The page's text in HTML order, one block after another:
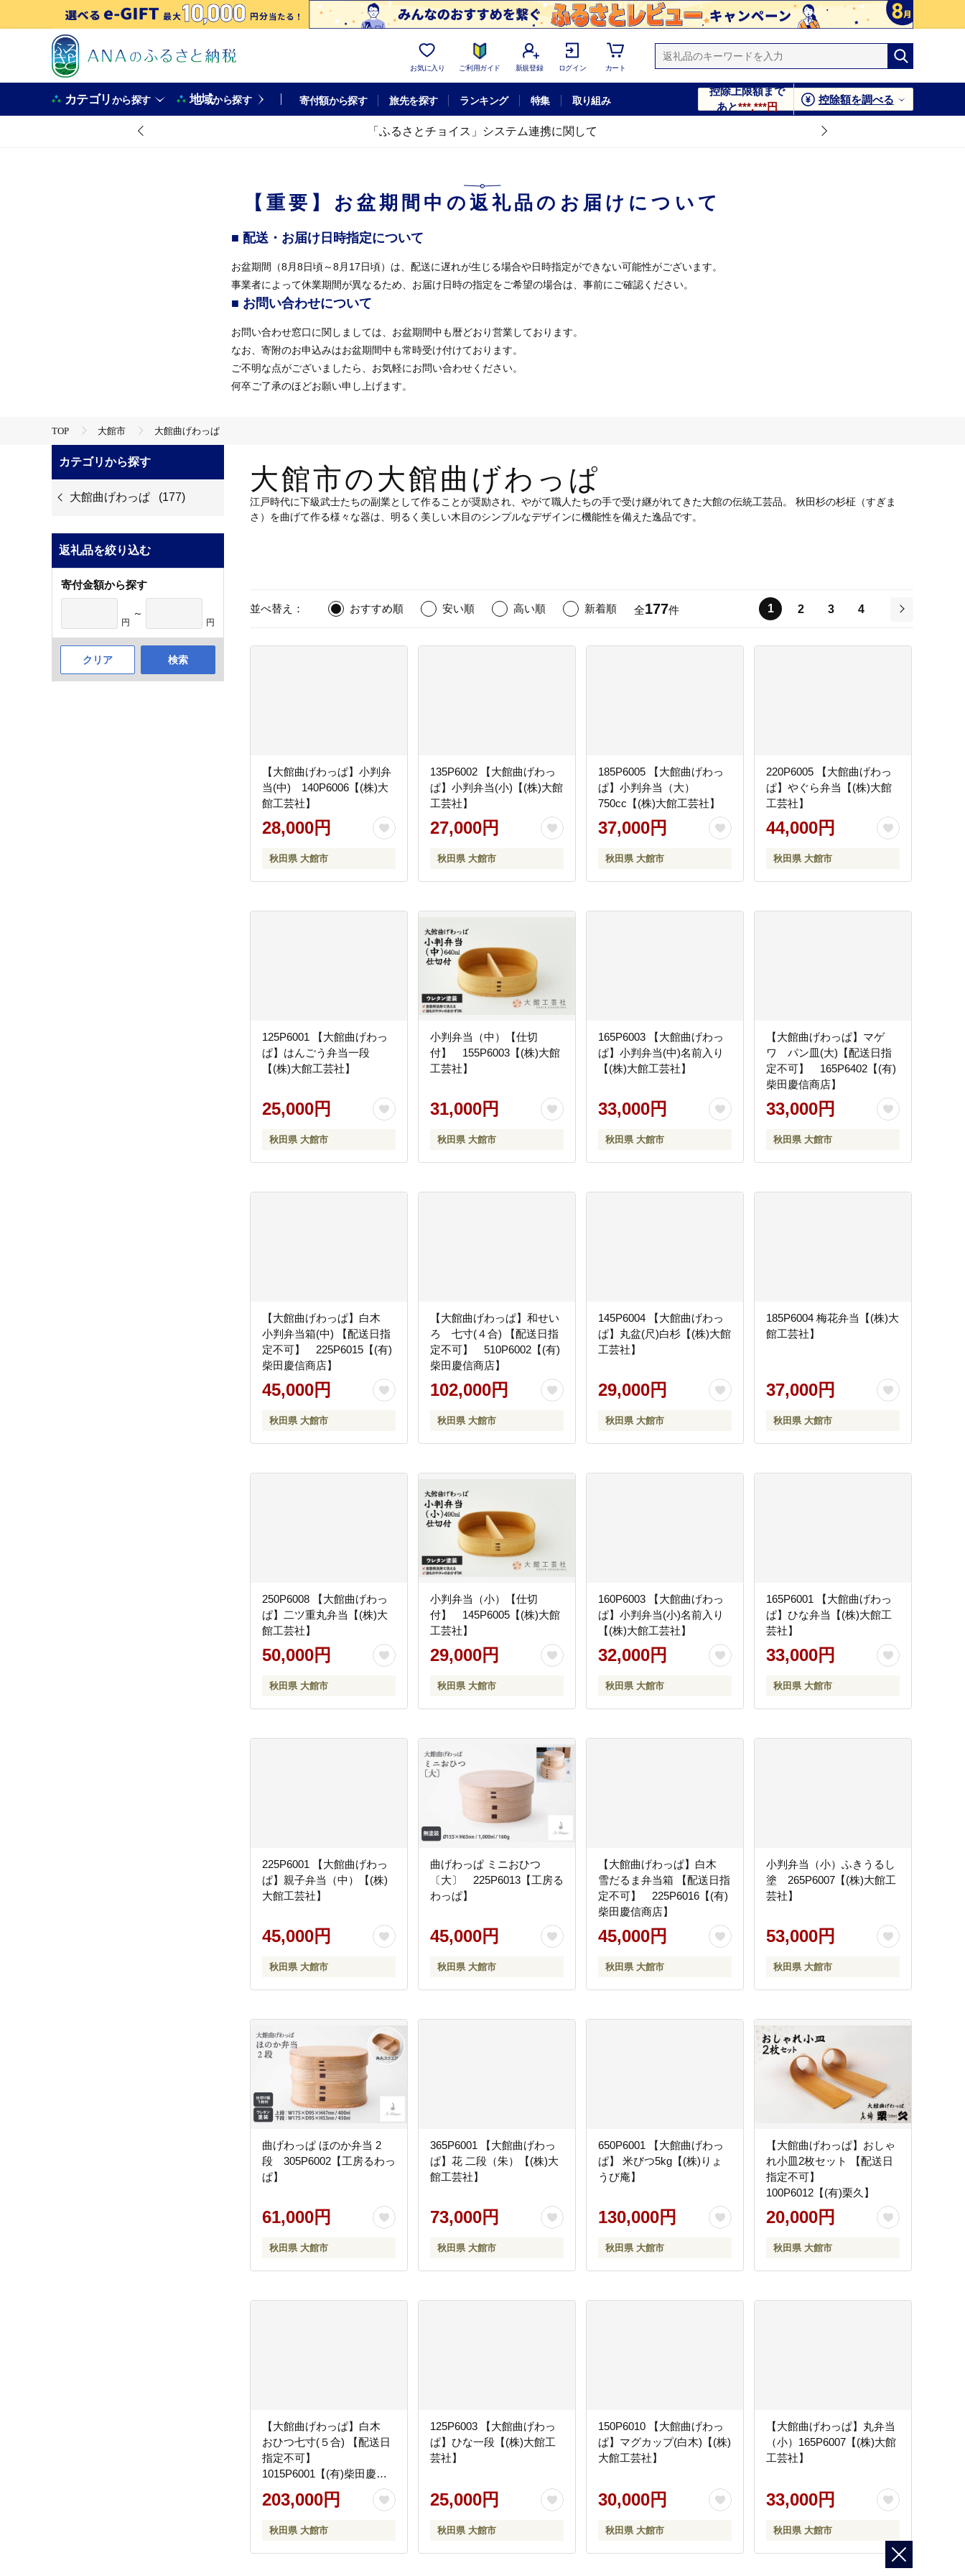
お気に入り ご利用ガイド 新規登録 ログイン カート
カテゴリから探す 地域から探す 寄付額から探す 旅先を探す ランキング 特集 取り組み
控除上限額まで
あと***,***円
控除額を調べる
「ふるさとチョイス」システム連携に関して
【重要】お盆期間中の返礼品のお届けについて
■ 配送・お届け日時指定について
お盆期間（8月8日頃～8月17日頃）は、配送に遅れが生じる場合や日時指定ができない可能性がございます。
事業者によって休業期間が異なるため、お届け日時の指定をご希望の場合は、事前にご確認ください。
■ お問い合わせについて
お問い合わせ窓口に関しましては、お盆期間中も暦どおり営業しております。
なお、寄附のお申込みはお盆期間中も常時受け付けております。
ご不明な点がございましたら、お気軽にお問い合わせください。
何卒ご了承のほどお願い申し上げます。
TOP 大館市 大館曲げわっぱ
カテゴリから探す
大館曲げわっぱ (177)
返礼品を絞り込む
寄付金額から探す
円
～
円
クリア 検索
大館市の大館曲げわっぱ
江戸時代に下級武士たちの副業として作ることが奨励され、やがて職人たちの手で受け継がれてきた大館の伝統工芸品。 秋田杉の杉柾（すぎま
さ）を曲げて作る様々な器は、明るく美しい木目のシンプルなデザインに機能性を備えた逸品です。
並べ替え： おすすめ順 安い順 高い順 新着順 全177件 1 2 3
4
【大館曲げわっぱ】小判弁
当(中) 140P6006【(株)大
館工芸社】
28,000円
秋田県 大館市
135P6002 【大館曲げわっ
ぱ】小判弁当(小)【(株)大館
工芸社】
27,000円
秋田県 大館市
185P6005 【大館曲げわっ
ぱ】小判弁当（大）
750cc【(株)大館工芸社】
37,000円
秋田県 大館市
220P6005 【大館曲げわっ
ぱ】やぐら弁当【(株)大館
工芸社】
44,000円
秋田県 大館市
125P6001 【大館曲げわっ
ぱ】はんごう弁当一段
【(株)大館工芸社】
25,000円
秋田県 大館市
小判弁当（中）【仕切
付】 155P6003【(株)大館
工芸社】
31,000円
秋田県 大館市
165P6003 【大館曲げわっ
ぱ】小判弁当(中)名前入り
【(株)大館工芸社】
33,000円
秋田県 大館市
【大館曲げわっぱ】マゲ
ワ パン皿(大)【配送日指
定不可】 165P6402【(有)
柴田慶信商店】
33,000円
秋田県 大館市
【大館曲げわっぱ】白木
小判弁当箱(中) 【配送日指
定不可】 225P6015【(有)
柴田慶信商店】
45,000円
秋田県 大館市
【大館曲げわっぱ】和せい
ろ 七寸(４合) 【配送日指
定不可】 510P6002【(有)
柴田慶信商店】
102,000円
秋田県 大館市
145P6004 【大館曲げわっ
ぱ】丸盆(尺)白杉【(株)大館
工芸社】
29,000円
秋田県 大館市
185P6004 梅花弁当【(株)大
館工芸社】
37,000円
秋田県 大館市
250P6008 【大館曲げわっ
ぱ】二ツ重丸弁当【(株)大
館工芸社】
50,000円
秋田県 大館市
小判弁当（小）【仕切
付】 145P6005【(株)大館
工芸社】
29,000円
秋田県 大館市
160P6003 【大館曲げわっ
ぱ】小判弁当(小)名前入り
【(株)大館工芸社】
32,000円
秋田県 大館市
165P6001 【大館曲げわっ
ぱ】ひな弁当【(株)大館工
芸社】
33,000円
秋田県 大館市
225P6001 【大館曲げわっ
ぱ】親子弁当（中）【(株)
大館工芸社】
45,000円
秋田県 大館市
曲げわっぱ ミニおひつ
〔大〕 225P6013【工房る
わっぱ】
45,000円
秋田県 大館市
【大館曲げわっぱ】白木
雪だるま弁当箱 【配送日指
定不可】 225P6016【(有)
柴田慶信商店】
45,000円
秋田県 大館市
小判弁当（小）ふきうるし
塗 265P6007【(株)大館工
芸社】
53,000円
秋田県 大館市
曲げわっぱ ほのか弁当 2
段 305P6002【工房るわっ
ぱ】
61,000円
秋田県 大館市
365P6001 【大館曲げわっ
ぱ】花 二段（朱）【(株)大
館工芸社】
73,000円
秋田県 大館市
650P6001 【大館曲げわっ
ぱ】 米びつ5kg【(株)りょ
うび庵】
130,000円
秋田県 大館市
【大館曲げわっぱ】おしゃ
れ小皿2枚セット 【配送日
指定不可】
100P6012【(有)栗久】
20,000円
秋田県 大館市
【大館曲げわっぱ】白木
おひつ七寸(５合) 【配送日
指定不可】
1015P6001【(有)柴田慶信
203,000円
秋田県 大館市
125P6003 【大館曲げわっ
ぱ】ひな一段【(株)大館工
芸社】
25,000円
秋田県 大館市
150P6010 【大館曲げわっ
ぱ】マグカップ(白木)【(株)
大館工芸社】
30,000円
秋田県 大館市
【大館曲げわっぱ】丸弁当
（小）165P6007【(株)大館
工芸社】
33,000円
秋田県 大館市